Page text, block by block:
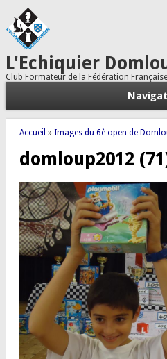
L'Echiquier
Club Formateur de la Fédération
Vous êtes ici
Accueil » Images du 6è open de
domloup2012